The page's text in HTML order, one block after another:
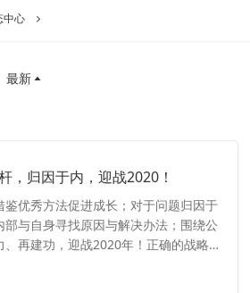
中心
最新
，归因于内，迎战2020！
优秀方法促进成长；对于问题归因于
与自身寻找原因与解决办法；围绕公
再建功，迎战2020年！正确的战略
速必达希杰特邀请原华为网络产品线